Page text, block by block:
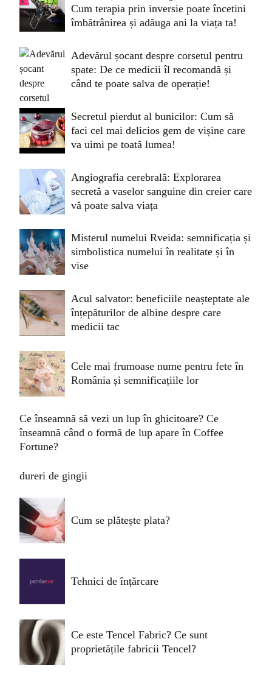
Cum terapia prin inversie poate încetini
îmbătrânirea și adăuga ani la viața ta!
Adevărul șocant despre corsetul pentru
spate: De ce medicii îl recomandă și
când te poate salva de operație!
Secretul pierdut al bunicilor: Cum să
faci cel mai delicios gem de vișine care
va uimi pe toată lumea!
Angiografia cerebrală: Explorarea
secretă a vaselor sanguine din creier care
vă poate salva viața
Misterul numelui Rveida: semnificația și
simbolistica numelui în realitate și în
vise
Acul salvator: beneficiile neașteptate ale
înțepăturilor de albine despre care
medicii tac
Cele mai frumoase nume pentru fete în
România și semnificațiile lor
Ce înseamnă să vezi un lup în ghicitoare? Ce
înseamnă când o formă de lup apare în Coffee
Fortune?
dureri de gingii
Cum se plătește plata?
Tehnici de înțărcare
Ce este Tencel Fabric? Ce sunt
proprietățile fabricii Tencel?